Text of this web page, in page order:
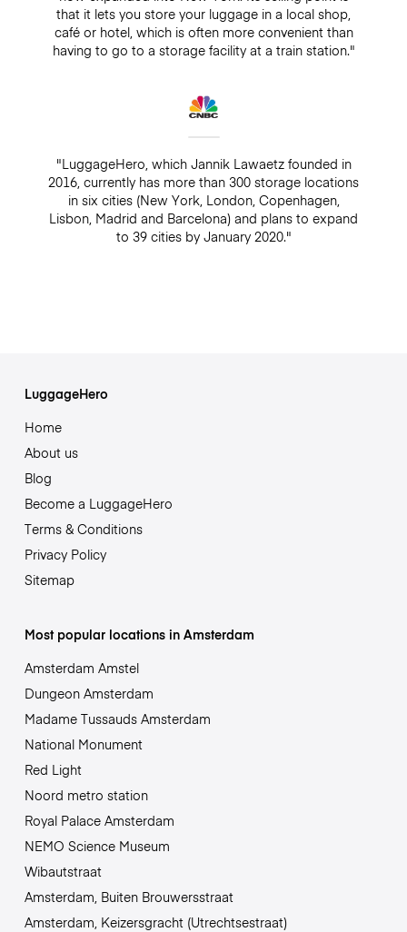
that it lets you store your luggage in a local shop,
café or hotel, which is often more convenient than
having to go to a storage facility at a train station."
"LuggageHero, which Jannik Lawaetz founded in
2016, currently has more than 300 storage locations
in six cities (New York, London, Copenhagen,
Lisbon, Madrid and Barcelona) and plans to expand
to 39 cities by January 2020."
LuggageHero
Home
About us
Blog
Become a LuggageHero
Terms & Conditions
Privacy Policy
Sitemap
Most popular locations in Amsterdam
Amsterdam Amstel
Dungeon Amsterdam
Madame Tussauds Amsterdam
National Monument
Red Light
Noord metro station
Royal Palace Amsterdam
NEMO Science Museum
Wibautstraat
Amsterdam, Buiten Brouwersstraat
Amsterdam, Keizersgracht (Utrechtsestraat)